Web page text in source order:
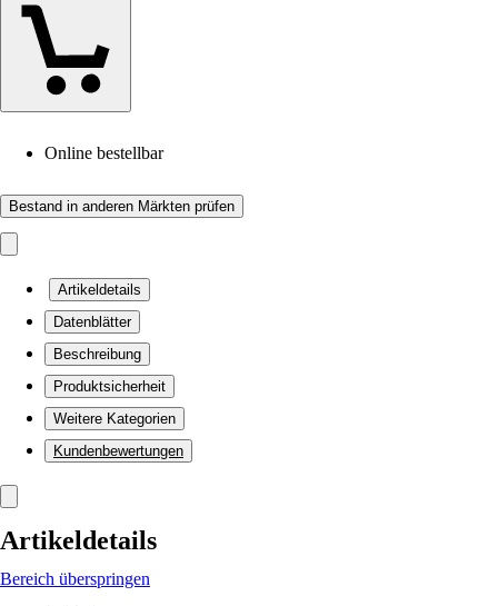
Online bestellbar
Bestand in anderen Märkten prüfen
Artikeldetails
Datenblätter
Beschreibung
Produktsicherheit
Weitere Kategorien
Kundenbewertungen
Artikeldetails
Bereich überspringen